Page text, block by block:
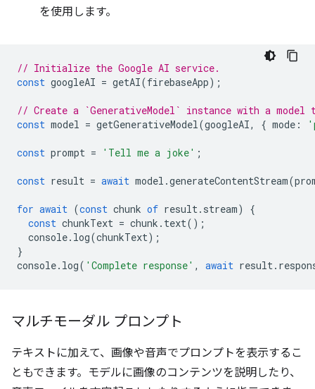
を使用します。
// Initialize the Google AI service.
const googleAI = getAI(firebaseApp);
// Create a `GenerativeModel` instance with a model
const model = getGenerativeModel(googleAI, { mode :
const prompt = 'Tell me a joke' ;
const result = await model .generateContentStream(
for await (const chunk of result. stream)
{
const chunkText = chunk . text();
console. log(chunkText);
}
console. log( 'Complete response' , await result.
マルチモーダル プロンプト
テキストに加えて、画像や音声でプロンプトを表示するこ
ともできます。モデルに画像のコンテンツを説明したり、